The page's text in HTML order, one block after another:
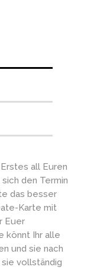
all Euren
den Termin
das besser
Karte mit
Euer
könnt Ihr alle
und sie nach
vollständig